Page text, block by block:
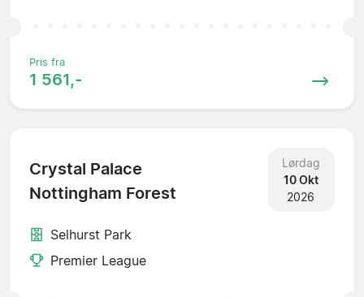
Pris fra
1 561,-
Crystal Palace
Nottingham Forest
Lørdag
10 Okt
2026
Selhurst Park
Premier League